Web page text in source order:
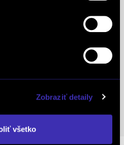
Zobraziť detaily
všetko